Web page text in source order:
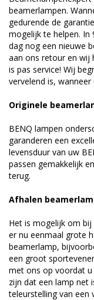
beamerlampen.
gedurende de
mogelijk te helpen. In
dag nog een nieuwe
aan ons retour en wij
is pas service! Wij
vervelend is,
Originele
BENQ lampen
garanderen een
levensduur van uw
passen gemakkelijk
terug.
Afhalen
Het is mogelijk om
er nu eenmaal grote
beamerlamp,
een groot
met ons op voordat
zijn dat een lamp net
teleurstelling van een